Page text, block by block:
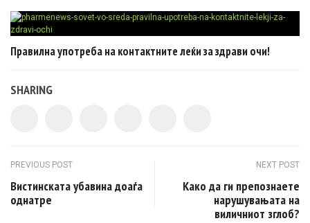
Правилна употреба на контактните леќи за здрави очи!
SHARING
Post navigation
PREVIOUS POST
Вистинската убавина доаѓа
однатре
NEXT POST
Како да ги препознаете
нарушувањата на
виличниот зглоб?